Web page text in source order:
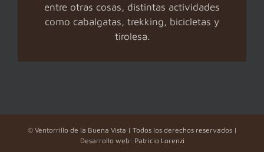
entre otras cosas, distintas actividades
como cabalgatas, trekking, bicicletas y
tirolesa.
© Ventorrillo de la Buena Vista | Todos los derechos reservados |
Desarrollo web: Patricio Lorenzi